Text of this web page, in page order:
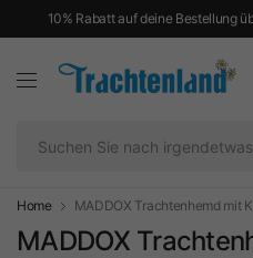
10% Rabatt auf deine Bestellung
Home MADDOX Trachtenhemd mit
MADDOX